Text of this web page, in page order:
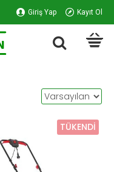
Giriş Yap Kayıt Ol
TÜKENDI